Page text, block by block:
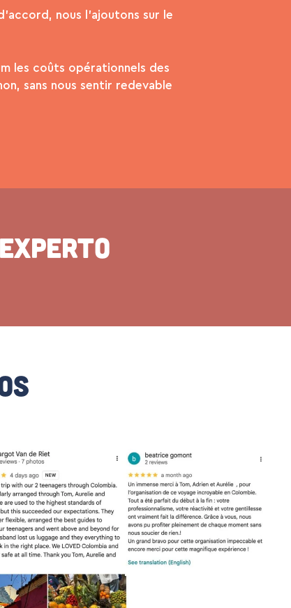
nous l’ajoutons sur le
les coûts opérationnels des
sans nous sentir redevable